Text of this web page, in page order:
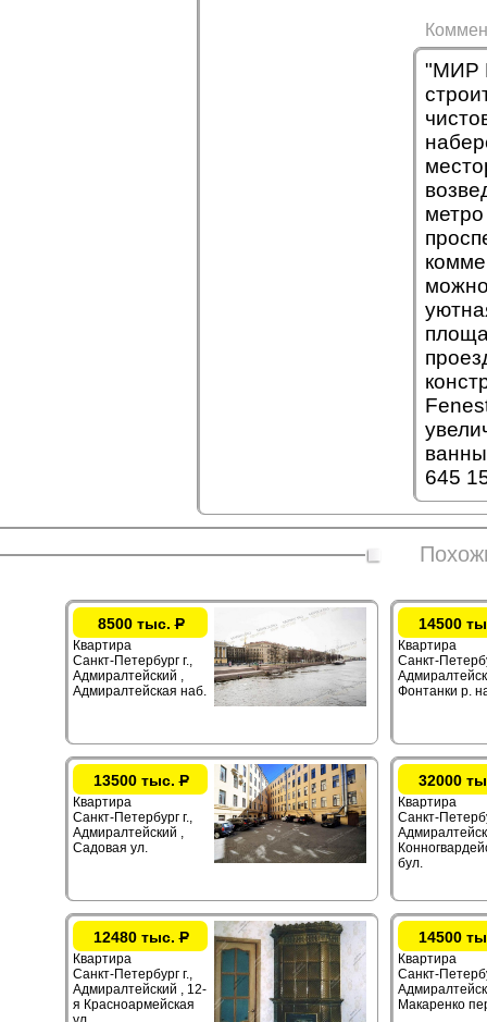
"МИР
645
8500 тыс.Р
Квартира
Санкт-Петербург г.,
Адмиралтейский ,
Адмиралтейская наб.
14500
Квартира
Санкт-
Фонтанки р.
13500 тыс.Р
Квартира
Санкт-Петербург г.,
Адмиралтейский ,
Садовая ул.
32000
Квартира
Санкт-
бул.
12480 тыс.Р
Квартира
Санкт-Петербург г.,
Адмиралтейский , 12-
я Красноармейская
14500
Квартира
Санкт-
Макаренко